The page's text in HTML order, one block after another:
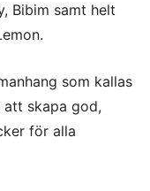
Bibim samt helt
som kallas
skapa god,
för alla